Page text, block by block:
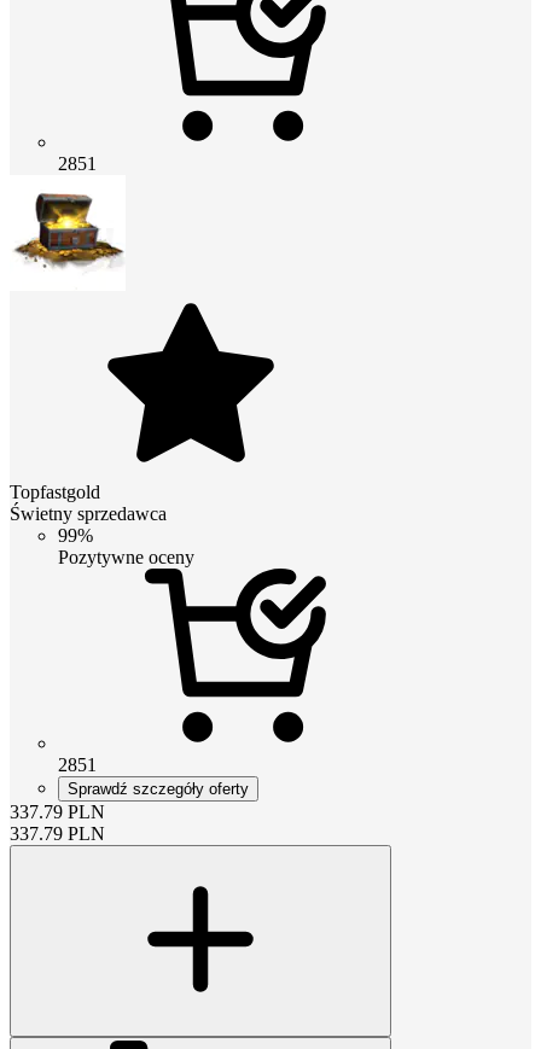
2851
Topfastgold
Świetny sprzedawca
99%
Pozytywne oceny
2851
Sprawdź szczegóły oferty
337.79 PLN
337.79 PLN